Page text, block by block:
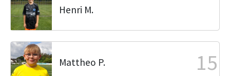
Henri M.
Mattheo P. 15